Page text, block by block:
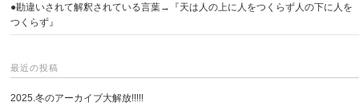
●勘違いされて解釈されている言葉→『天は人の上に人をつくらず人の下に人を
つくらず』
最近の投稿
2025.冬のアーカイブ大解放!!!!!